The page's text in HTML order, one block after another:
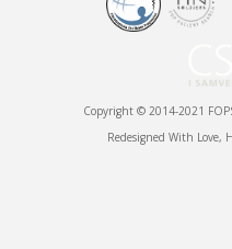
Copyright © 2014-2021
Redesigned With Love,